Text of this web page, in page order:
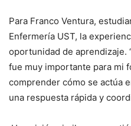
Para Franco Ventura,
Enfermería UST, la
oportunidad de aprendizaje.
fue muy importante para mi
comprender cómo se actúa
una respuesta rápida y